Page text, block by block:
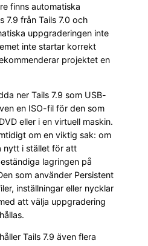
finns automatiska
7.9 från Tails 7.0 och
uppgraderingen inte
inte startar korrekt
projektet en
ner Tails 7.9 som USB-
en ISO-fil för den som
eller i en virtuell maskin.
om en viktig sak: om
nytt i stället för att
lagringen på
som använder Persistent
inställningar eller nycklar
att välja uppgradering
Tails 7.9 även flera